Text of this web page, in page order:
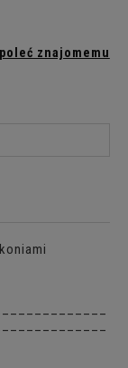
poleć znajomemu